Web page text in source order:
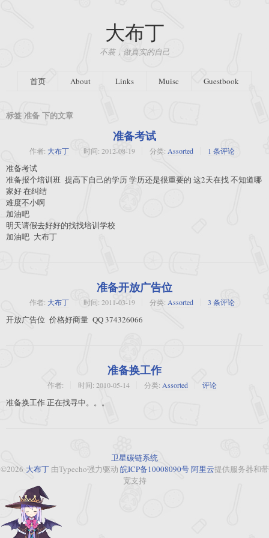
大布丁
不装，做真实的自己
首页 About Links Muisc Guestbook
标签 准备 下的文章
准备考试
作者: 大布丁 时间: 2012-08-19 分类: Assorted 1 条评论
准备考试
准备报个培训班 提高下自己的学历 学历还是很重要的 这2天在找 不知道哪
家好 在纠结
难度不小啊
加油吧
明天请假去好好的找找培训学校
加油吧 大布丁
准备开放广告位
作者: 大布丁 时间: 2011-03-19 分类: Assorted 3 条评论
开放广告位 价格好商量 QQ 374326066
准备换工作
作者: 时间: 2010-05-14 分类: Assorted 评论
准备换工作 正在找寻中。。。
卫星碳链系统
©2026 大布丁由Typecho强力驱动 皖ICP备10008090号阿里云提供服务器和带
宽支持